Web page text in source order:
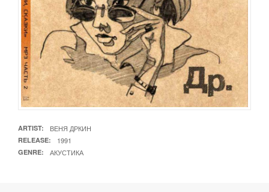
ARTIST ВЕНЯ ДРКИН
RELEASE 1991
GENRE АКУСТИКА